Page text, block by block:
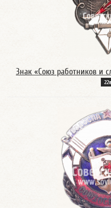
Знак «Союз работников и